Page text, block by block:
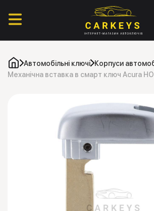
Автомобільні ключі
Корпуси
Механічна вставка в смарт ключ Acura